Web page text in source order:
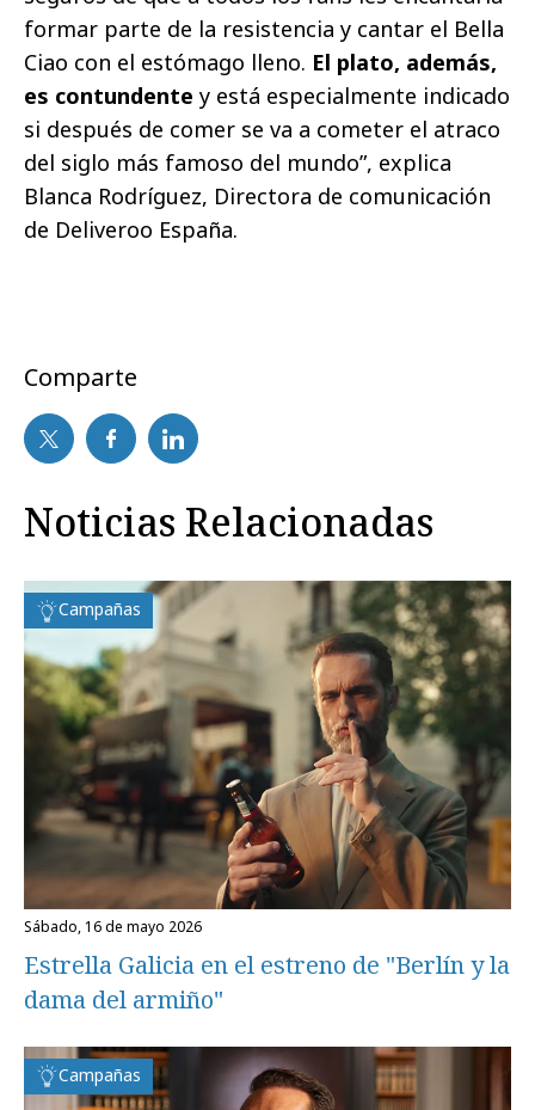
formar parte de la resistencia y cantar el Bella
Ciao con el estómago lleno. El plato, además,
es contundente y está especialmente indicado
si después de comer se va a cometer el atraco
del siglo más famoso del mundo”, explica
Blanca Rodríguez, Directora de comunicación
de Deliveroo España.
Comparte
Noticias Relacionadas
Campañas
sábado, 16 de mayo 2026
Estrella Galicia en el estreno de "Berlín y la
dama del armiño"
Campañas